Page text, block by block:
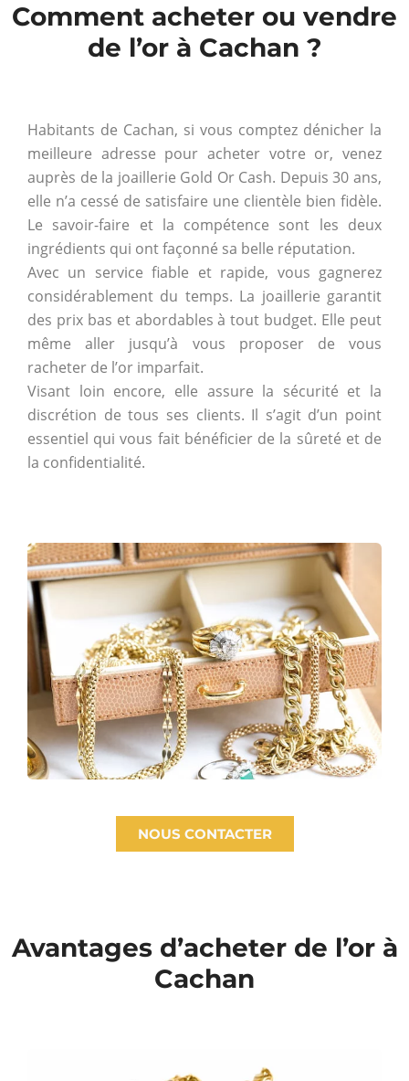
Comment acheter ou vendre
de l’or à Cachan ?
Habitants de Cachan, si vous comptez dénicher la
meilleure adresse pour acheter votre or, venez
auprès de la joaillerie Gold Or Cash. Depuis 30 ans,
elle n’a cessé de satisfaire une clientèle bien fidèle.
Le savoir-faire et la compétence sont les deux
ingrédients qui ont façonné sa belle réputation.
Avec un service fiable et rapide, vous gagnerez
considérablement du temps. La joaillerie garantit
des prix bas et abordables à tout budget. Elle peut
même aller jusqu’à vous proposer de vous
racheter de l’or imparfait.
Visant loin encore, elle assure la sécurité et la
discrétion de tous ses clients. Il s’agit d’un point
essentiel qui vous fait bénéficier de la sûreté et de
la confidentialité.
NOUS CONTACTER
Avantages d’acheter de l’or à
Cachan